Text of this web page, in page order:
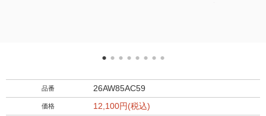
品番 26AW85AC59
価格 12,100円(税込)